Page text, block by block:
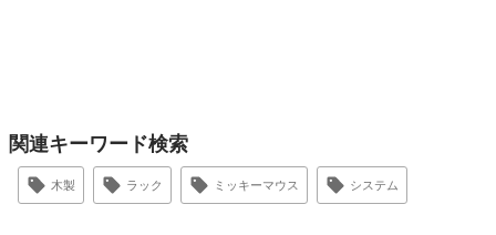
関連キーワード検索
木製 ラック ミッキーマウス システム